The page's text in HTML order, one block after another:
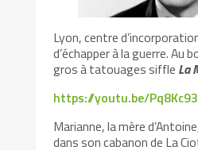
Lyon, centre
d’échapper à la guerre. Au
gros à tatouages siffle La
https://youtu.be/
Marianne, la mère
dans son cabanon de La